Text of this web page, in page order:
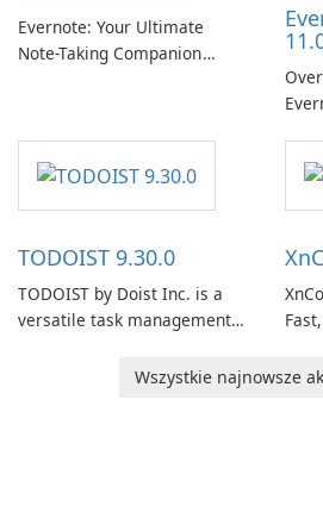
Evernote: Your Ultimate
Note-Taking Companion
helps users capture ideas,
organize to-do lists, and keep
track of important
TODOIST 9.30.0
TODOIST by Doist Inc. is a
versatile task management
individuals and teams
macOS
Wszystkie najnowsze